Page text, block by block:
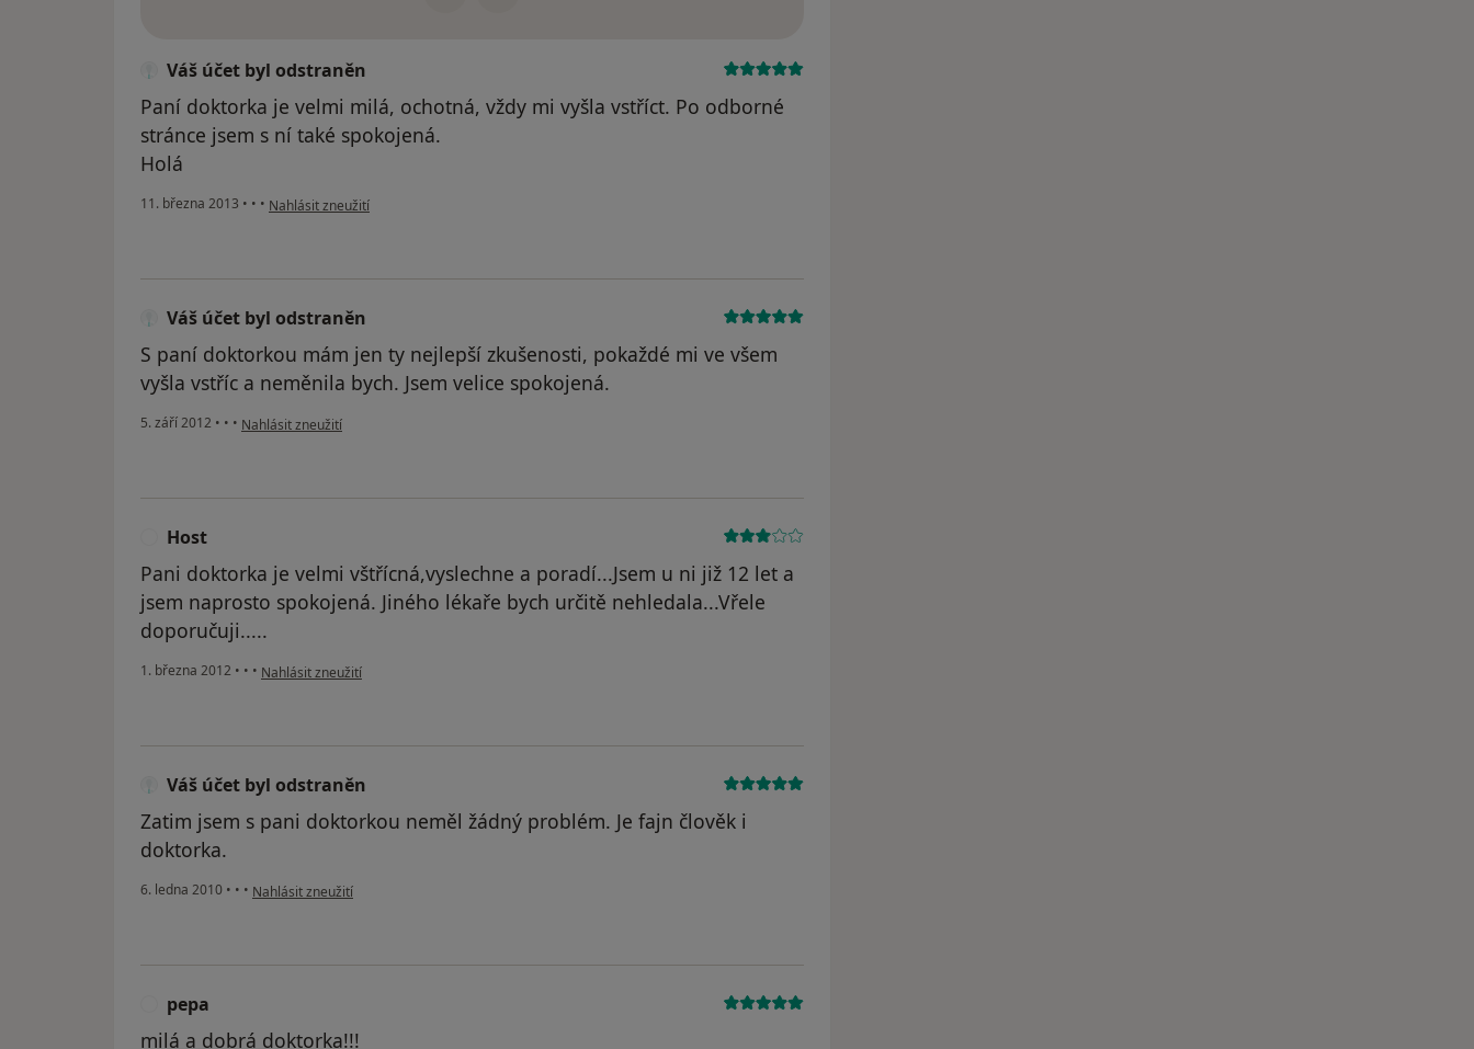
Váš účet byl odstraněn
Paní doktorka je velmi milá, ochotná, vždy mi vyšla vstříct. Po odborné
stránce jsem s ní také spokojená.
Holá
11. března 2013 • • • podle názoru uživatele Váš účet byl odstraněn
Nahlásit zneužití
Váš účet byl odstraněn
S paní doktorkou mám jen ty nejlepší zkušenosti, pokaždé mi ve všem
vyšla vstříc a neměnila bych. Jsem velice spokojená.
5. září 2012 • • • podle názoru uživatele Váš účet byl odstraněn
Nahlásit zneužití
Host
Pani doktorka je velmi vštřícná,vyslechne a poradí...Jsem u ni již 12 let a
jsem naprosto spokojená. Jiného lékaře bych určitě nehledala...Vřele
doporučuji.....
1. března 2012 • • • podle názoru uživatele Host
Nahlásit zneužití
Váš účet byl odstraněn
Zatim jsem s pani doktorkou neměl žádný problém. Je fajn člověk i
doktorka.
6. ledna 2010 • • • podle názoru uživatele Váš účet byl odstraněn
Nahlásit zneužití
pepa
milá a dobrá doktorka!!!